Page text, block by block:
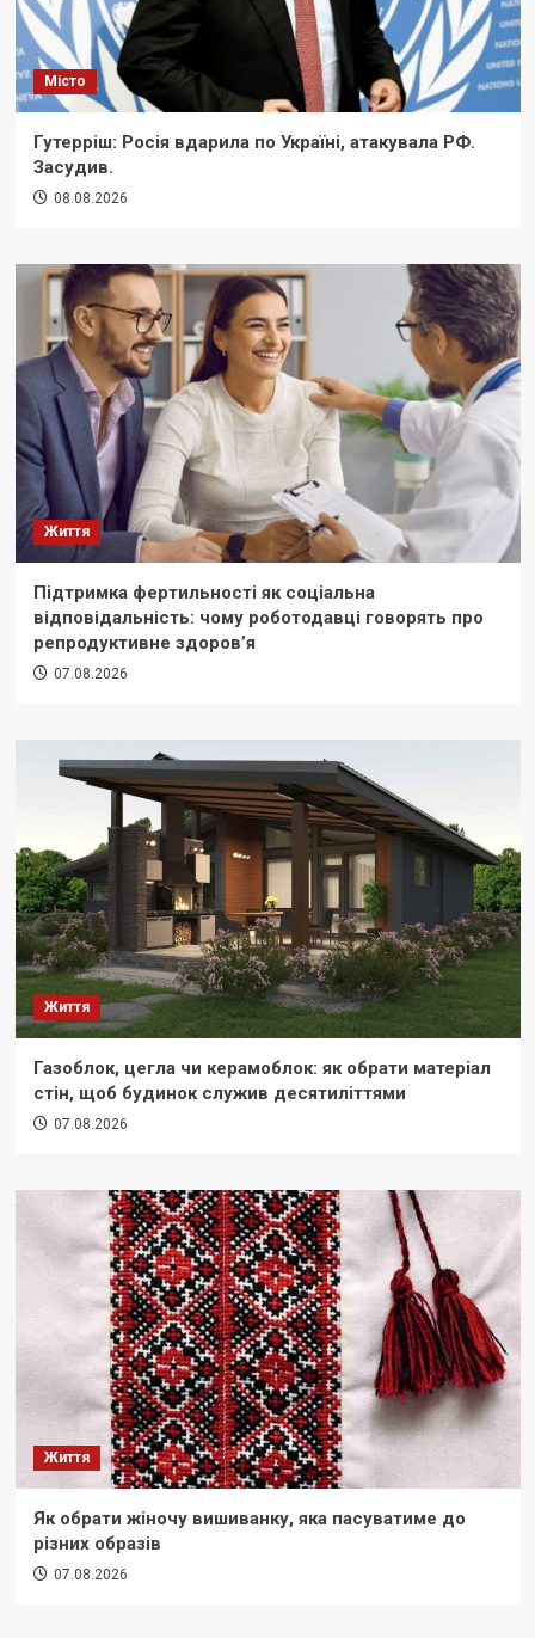
Місто
Гутерріш: Росія вдарила по Україні, атакувала РФ.
Засудив.
08.08.2026
Життя
Підтримка фертильності як соціальна
відповідальність: чому роботодавці говорять про
репродуктивне здоров’я
07.08.2026
Життя
Газоблок, цегла чи керамоблок: як обрати матеріал
стін, щоб будинок служив десятиліттями
07.08.2026
Життя
Як обрати жіночу вишиванку, яка пасуватиме до
різних образів
07.08.2026